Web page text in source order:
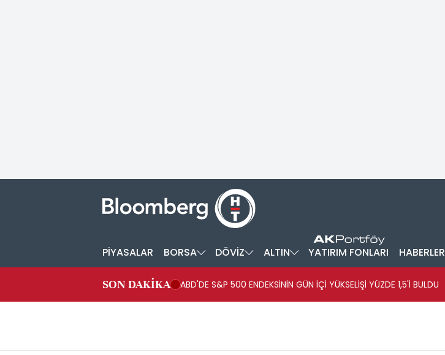
PİYASALAR BORSA DÖVİZ ALTIN YATIRIM FONLARI HABERLER
SON DAKİKA ABD'DE S&P 500 ENDEKSİNİN GÜN İÇİ YÜKSELİŞİ YÜZDE 1,5'İ BULDU